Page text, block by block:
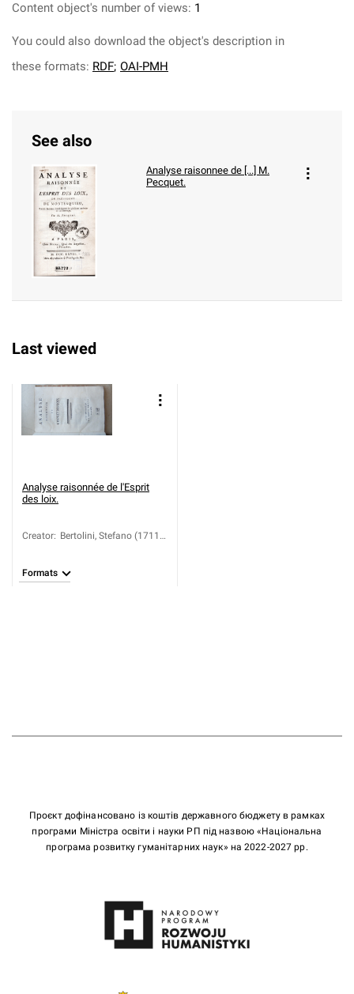
Content object's number of views: 1
You could also download the object's description in
these formats: RDF; OAI-PMH
See also
Analyse raisonnee de [...] M.
Pecquet.
Last viewed
Analyse raisonnée de l'Esprit
des loix.
Creator: Bertolini, Stefano (1711-
Formats
Проєкт дофінансовано із коштів державного бюджету в рамках
програми Міністра освіти і науки РП під назвою «Національна
програма розвитку гуманітарних наук» на 2022-2027 рр.